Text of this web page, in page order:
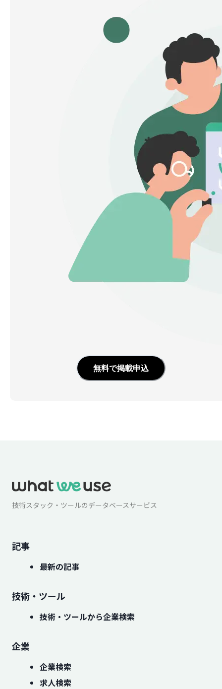
無料で掲載申込
技術スタック・ツールのデータベースサービス
記事
最新の記事
技術・ツール
技術・ツールから企業検索
企業
企業検索
求人検索